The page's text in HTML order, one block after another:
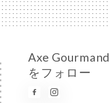
Axe
をフォロー